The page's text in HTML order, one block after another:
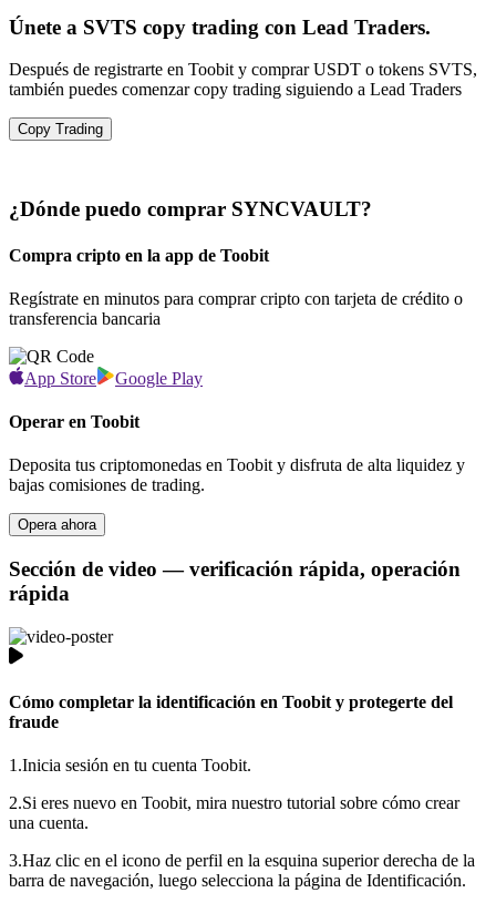
Únete a SVTS copy trading con Lead Traders.
Después de registrarte en Toobit y comprar USDT o tokens SVTS,
también puedes comenzar copy trading siguiendo a Lead Traders
Copy Trading
¿Dónde puedo comprar SYNCVAULT?
Compra cripto en la app de Toobit
Regístrate en minutos para comprar cripto con tarjeta de crédito o
transferencia bancaria
App Store Google Play
Operar en Toobit
Deposita tus criptomonedas en Toobit y disfruta de alta liquidez y
bajas comisiones de trading.
Opera ahora
Sección de video — verificación rápida, operación
rápida
Cómo completar la identificación en Toobit y protegerte del
fraude
1.Inicia sesión en tu cuenta Toobit.
2.Si eres nuevo en Toobit, mira nuestro tutorial sobre cómo crear
una cuenta.
3.Haz clic en el icono de perfil en la esquina superior derecha de la
barra de navegación, luego selecciona la página de Identificación.